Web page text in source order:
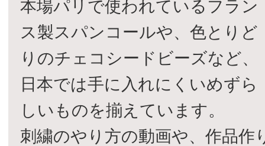
本場パリで使われているフラン
ス製スパンコールや、色とりど
りのチェコシードビーズなど、
日本では手に入れにくいめずら
しいものを揃えています。
刺繍のやり方の動画や、作品作